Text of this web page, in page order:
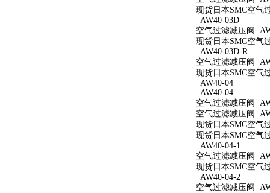
现货日本SMC空气
AW40-03D
空气过滤减压阀
现货日本SMC空气
AW40-03D-R
空气过滤减压阀
现货日本SMC空气
AW40-04
AW40-04
空气过滤减压阀
空气过滤减压阀
现货日本SMC空气
现货日本SMC空气
AW40-04-1
空气过滤减压阀
现货日本SMC空气
AW40-04-2
空气过滤减压阀